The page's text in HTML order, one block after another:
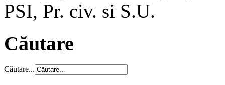
PSI, Pr. civ. si S.U.
Căutare
Căutare...